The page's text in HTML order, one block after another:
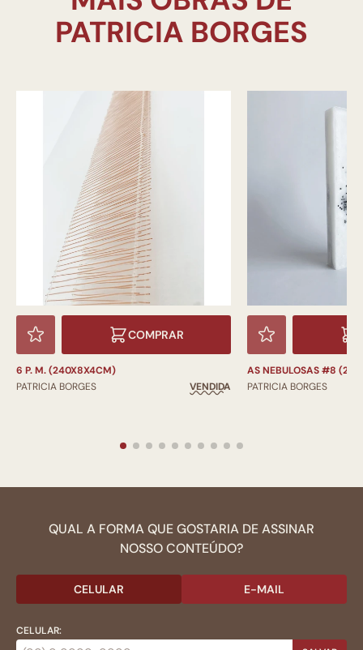
COMPRAR
6 P. M. (240X8X4CM)
PATRICIA BORGES
VENDIDA
AS NEBULOSAS #8
PATRICIA BORGES
QUAL A FORMA QUE GOSTARIA DE ASSINAR
NOSSO CONTEÚDO?
CELULAR E-MAIL
CELULAR: